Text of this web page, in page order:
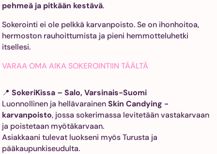
pehmeä ja pitkään kestävä.
Sokerointi ei ole pelkkä karvanpoisto. Se on ihonhoitoa,
hermoston rauhoittumista ja pieni hemmotteluhetki
itsellesi.
VARAA OMA AIKA SOKEROINTIIN TÄÄLTÄ
📍SokeriKissa – Salo, Varsinais-Suomi
Luonnollinen ja hellävarainenSkin Candying -
karvanpoisto, jossa sokerimassa levitetään vastakarvaan
ja poistetaan myötäkarvaan.
Asiakkaani tulevat luokseni myös Turusta ja
pääkaupunkiseudulta.